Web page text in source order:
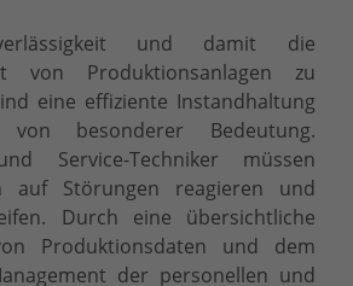
und damit die
von Produktionsanlagen zu
eine effiziente Instandhaltung
besonderer Bedeutung.
Service-Techniker müssen
auf Störungen reagieren und
Durch eine übersichtliche
Produktionsdaten und dem
der personellen und